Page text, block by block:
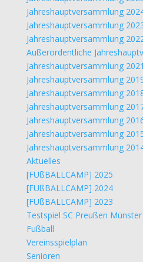
Jahreshauptversammlung
Jahreshauptversammlung
Jahreshauptversammlung
Außerordentliche
Jahreshauptversammlung 2021
Jahreshauptversammlung
Jahreshauptversammlung
Jahreshauptversammlung
Jahreshauptversammlung
Jahreshauptversammlung
Jahreshauptversammlung
Aktuelles
[FUßBALLCAMP] 2025
[FUßBALLCAMP] 2024
[FUßBALLCAMP] 2023
Testspiel SC Preußen
Fußball
Vereinsspielplan
Senioren